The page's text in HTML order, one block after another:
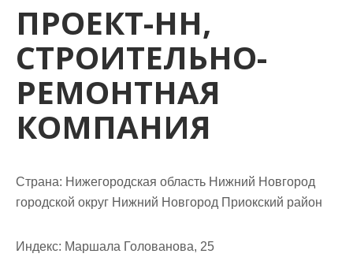
ПРОЕКТ-НН,
СТРОИТЕЛЬНО-
РЕМОНТНАЯ
КОМПАНИЯ
Страна: Нижегородская область Нижний Новгород
городской округ Нижний Новгород Приокский район
Индекс: Маршала Голованова, 25